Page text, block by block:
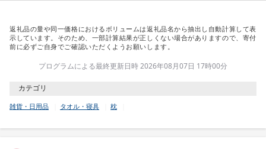
返礼品の量や同一価格におけるボリュームは返礼品名から抽出し自動計算して表
示しています。そのため、一部計算結果が正しくない場合がありますので、寄付
前に必ずご自身でご確認いただくようお願いします。
プログラムによる最終更新日時 2026年08月07日 17時00分
カテゴリ
雑貨・日用品 タオル・寝具 枕